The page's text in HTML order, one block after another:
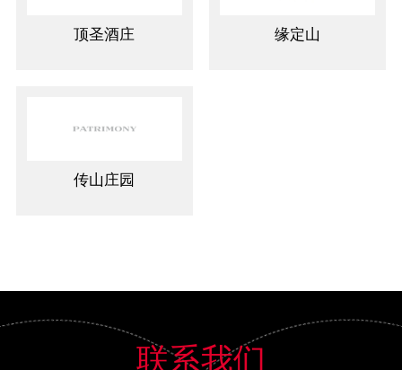
顶圣酒庄 缘定山
传山庄园
联系我们